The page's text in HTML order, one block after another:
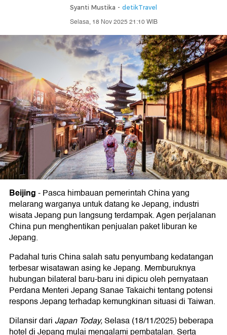
Syanti Mustika - detikTravel
Selasa, 18 Nov 2025 21:10 WIB
Beijing-Pasca himbauan pemerintah China yang
melarang warganya untuk datang ke Jepang, industri
wisata Jepang pun langsung terdampak. Agen perjalanan
China pun menghentikan penjualan paket liburan ke
Jepang.
Padahal turis China salah satu penyumbang kedatangan
terbesar wisatawan asing ke Jepang. Memburuknya
hubungan bilateral baru-baru ini dipicu oleh pernyataan
Perdana Menteri Jepang Sanae Takaichi tentang potensi
respons Jepang terhadap kemungkinan situasi di Taiwan.
Dilansir dariJapan Today,Selasa (18/11/2025) beberapa
hotel di Jepang mulai mengalami pembatalan. Serta